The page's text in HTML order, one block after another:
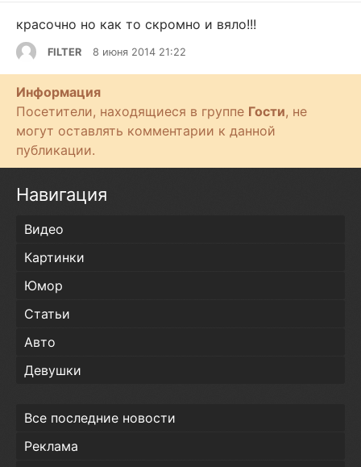
красочно но как то скромно и вяло!!!
FILTER 8 июня 2014 21:22
Информация
Посетители, находящиеся в группе Гости, не
могут оставлять комментарии к данной
публикации.
Навигация
Видео
Картинки
Юмор
Статьи
Авто
Девушки
Все последние новости
Реклама